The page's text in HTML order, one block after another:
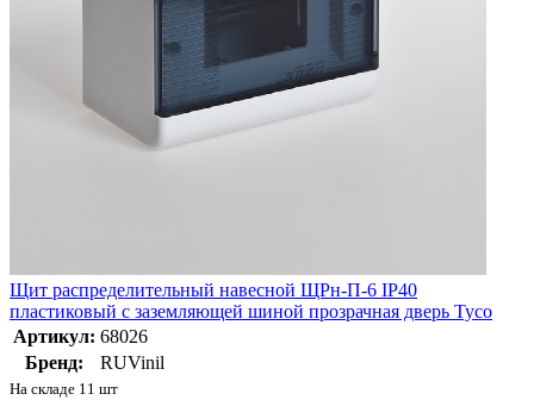
Щит распределительный навесной ЩРн-П-6 IP40
пластиковый с заземляющей шиной прозрачная дверь Тусо
Артикул: 68026
Бренд:
RUVinil
На складе 11 шт